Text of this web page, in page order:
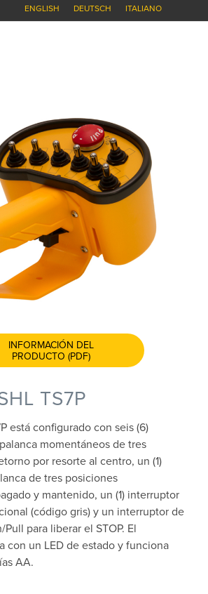
ENGLISH DEUTSCH ITALIANO
INFORMACIÓN DEL
PRODUCTO (PDF)
TS7P
está configurado con seis (6)
momentáneos de tres
por resorte al centro, un (1)
de tres posiciones
y mantenido, un (1) interruptor
(código gris) y un interruptor de
para liberar el STOP. El
con un LED de estado y funciona
AA.